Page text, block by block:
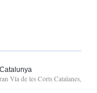
Vía de les Corts Catalanes,